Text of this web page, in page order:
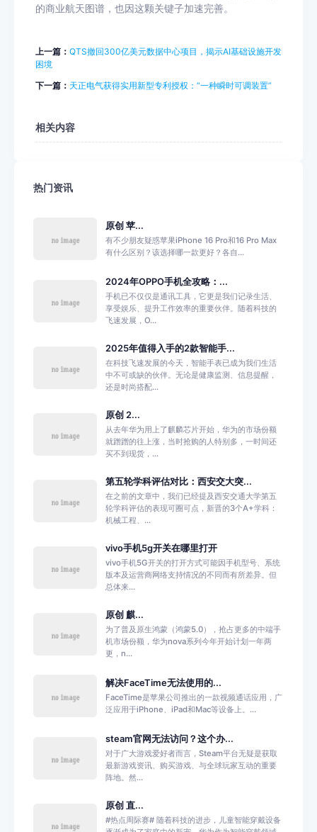
的商业航天图谱，也因这颗关键子加速完善。
上一篇： QTS撤回300亿美元数据中心项目，揭示AI基础设施开发
困境
下一篇： 天正电气获得实用新型专利授权：“一种瞬时可调装置”
相关内容
热门资讯
原创 苹...
有不少朋友疑惑苹果iPhone 16 Pro和16 Pro Max
有什么区别？该选择哪一款更好？各自...
2024年OPPO手机全攻略：...
手机已不仅仅是通讯工具，它更是我们记录生活、
享受娱乐、提升工作效率的重要伙伴。随着科技的
飞速发展，O...
2025年值得入手的2款智能手...
在科技飞速发展的今天，智能手表已成为我们生活
中不可或缺的伙伴。无论是健康监测、信息提醒，
还是时尚搭配...
原创 2...
从去年华为用上了麒麟芯片开始，华为的市场份额
就蹭蹭的往上涨，当时抢购的人特别多，一时间还
买不到现货，...
第五轮学科评估对比：西安交大突...
在之前的文章中，我们已经提及西安交通大学第五
轮学科评估的表现可圈可点，新晋的3个A+学科：
机械工程、...
vivo手机5g开关在哪里打开
vivo手机5G开关的打开方式可能因手机型号、系统
版本及运营商网络支持情况的不同而有所差异。但
总体来...
原创 麒...
为了普及原生鸿蒙（鸿蒙5.0），抢占更多的中端手
机市场份额，华为nova系列今年开始计划一年两
更，n...
解决FaceTime无法使用的...
FaceTime是苹果公司推出的一款视频通话应用，广
泛应用于iPhone、iPad和Mac等设备上。...
steam官网无法访问？这个办...
对于广大游戏爱好者而言，Steam平台无疑是获取
最新游戏资讯、购买游戏、与全球玩家互动的重要
阵地。然...
原创 直...
#热点周际赛# 随着科技的进步，儿童智能穿戴设备